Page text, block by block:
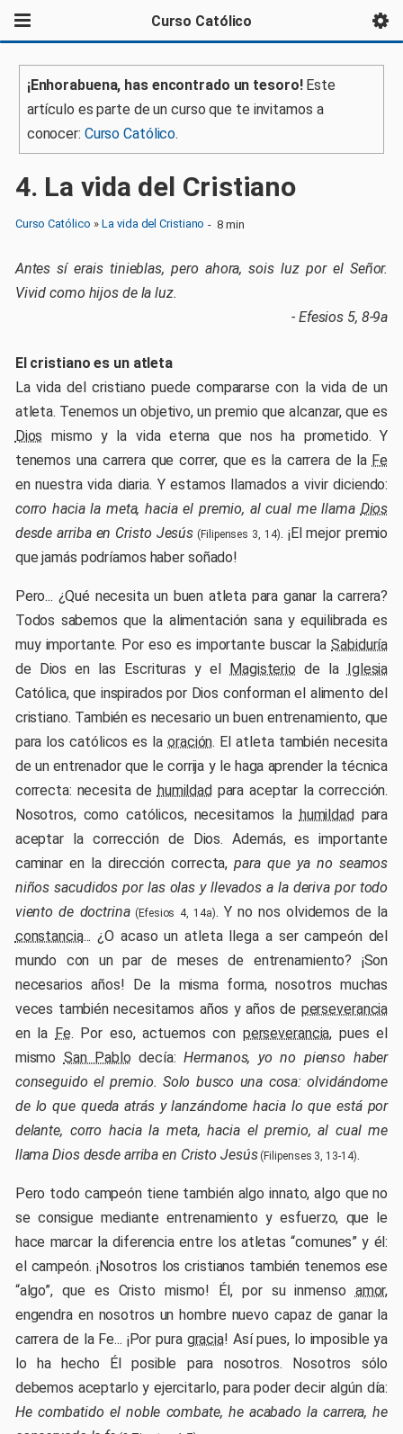
Curso Católico
¡Enhorabuena, has encontrado un tesoro!Este
artículo es parte de un curso que te invitamos a
conocer: Curso Católico.
4. La vida del Cristiano
Curso Católico »La vida del Cristiano - 8 min
Antes sí erais tinieblas, pero ahora, sois luz por el Señor.
Vivid como hijos de la luz.
- Efesios 5, 8-9a
El cristiano es un atleta
La vida del cristiano puede compararse con la vida de un
atleta. Tenemos un objetivo, un premio que alcanzar, que es
Dios mismo y la vida eterna que nos ha prometido. Y
tenemos una carrera que correr, que es la carrera de la Fe
en nuestra vida diaria. Y estamos llamados a vivir diciendo:
corro hacia la meta, hacia el premio, al cual me llama Dios
desde arriba en Cristo Jesús (Filipenses 3, 14). ¡El mejor premio
que jamás podríamos haber soñado!
Pero... ¿Qué necesita un buen atleta para ganar la carrera?
Todos sabemos que la alimentación sana y equilibrada es
muy importante. Por eso es importante buscar laSabiduría
de Dios en las Escrituras y el
Magisterio de la
Iglesia
Católica, que inspirados por Dios conforman el alimento del
cristiano. También es necesario un buen entrenamiento, que
para los católicos es laoración. El atleta también necesita
de un entrenador que le corrija y le haga aprender la técnica
correcta: necesita de humildad para aceptar la corrección.
Nosotros, como católicos, necesitamos la humildad para
aceptar la corrección de Dios. Además, es importante
caminar en la dirección correcta,para que ya no seamos
niños sacudidos por las olas y llevados a la deriva por todo
viento de doctrina(Efesios 4, 14a). Y no nos olvidemos de la
constancia... ¿O acaso un atleta llega a ser campeón del
mundo con un par de meses de entrenamiento? ¡Son
necesarios años! De la misma forma, nosotros muchas
veces también necesitamos años y años de perseverancia
en la Fe. Por eso, actuemos con perseverancia, pues el
mismo San Pablo decía:Hermanos, yo no pienso haber
conseguido el premio. Solo busco una cosa: olvidándome
de lo que queda atrás y lanzándome hacia lo que está por
delante, corro hacia la meta, hacia el premio, al cual me
llama Dios desde arriba en Cristo Jesús(Filipenses 3, 13-14).
Pero todo campeón tiene también algo innato, algo que no
se consigue mediante entrenamiento y esfuerzo, que le
hace marcar la diferencia entre los atletas “comunes” y él:
el campeón. ¡Nosotros los cristianos también tenemos ese
“algo”, que es Cristo mismo! Él, por su inmenso amor,
engendra en nosotros un hombre nuevo capaz de ganar la
carrera de la Fe... ¡Por pura gracia! Así pues, lo imposible ya
lo ha hecho Él posible para nosotros. Nosotros sólo
debemos aceptarlo y ejercitarlo, para poder decir algún día:
He combatido el noble combate, he acabado la carrera, he